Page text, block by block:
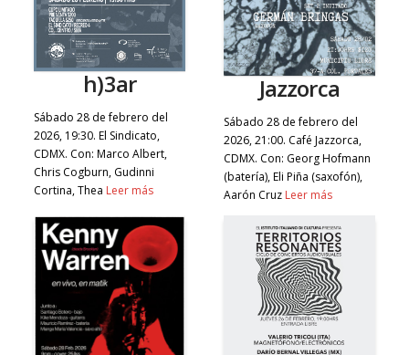
h)3ar
Sábado 28 de febrero del
2026, 19:30. El Sindicato,
CDMX. Con: Marco Albert,
Chris Cogburn, Gudinni
Cortina, Thea Leer más
Jazzorca
Sábado 28 de febrero del
2026, 21:00. Café Jazzorca,
CDMX. Con: Georg Hofmann
(batería), Eli Piña (saxofón),
Aarón Cruz Leer más